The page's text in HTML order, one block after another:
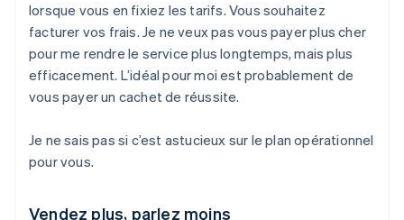
lorsque vous en fixiez les tarifs. Vous souhaitez
facturer vos frais. Je ne veux pas vous payer plus cher
pour me rendre le service plus longtemps, mais plus
efficacement. L’idéal pour moi est probablement de
vous payer un cachet de réussite.
Je ne sais pas si c’est astucieux sur le plan opérationnel
pour vous.
Vendez plus, parlez moins